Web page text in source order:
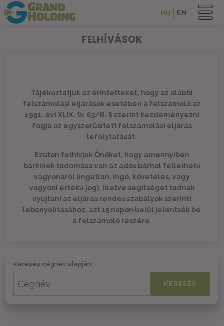
HU EN
FELHÍVÁSOK
Tájékoztatjuk az érintetteket, hogy az alábbi
felszámolási eljárások esetében a felszámoló az
1991. évi XLIX. tv. 63/B. § szerint kezdeményezni
fogja az egyszerűsített felszámolási eljárás
lefolytatását.
Ezúton felhívjuk Önöket, hogy amennyiben
bárkinek tudomása van az adós bárhol fellelhető
vagyonáról (ingatlan, ingó, követelés, vagy
vagyoni értékű jog), illetve segítséget tudnak
nyújtani az eljárás rendes szabályok szerinti
lebonyolításához, azt 15 napon belül jelentsék be
a felszámoló részére.
Keresés cégnév alapján: